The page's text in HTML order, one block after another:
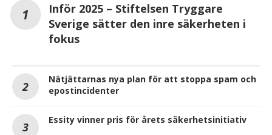
Inför 2025 – Stiftelsen Tryggare
Sverige sätter den inre säkerheten i
fokus
Nätjättarnas nya plan för att stoppa spam och
epostincidenter
Essity vinner pris för årets säkerhetsinitiativ